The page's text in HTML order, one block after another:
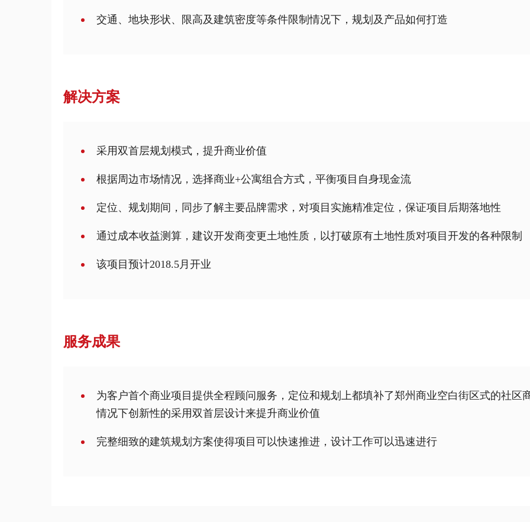
交通、地块形状、限高及建筑密度等条件限制情况下，规划及产品如何打造
解决方案
采用双首层规划模式，提升商业价值
根据周边市场情况，选择商业+公寓组合方式，平衡项目自身现金流
定位、规划期间，同步了解主要品牌需求，对项目实施精准定位，保证项目后期落地性
通过成本收益测算，建议开发商变更土地性质，以打破原有土地性质对项目开发的各种限制
该项目预计2018.5月开业
服务成果
为客户首个商业项目提供全程顾问服务，定位和规划上都填补了郑州商业空白街区式的社区
情况下创新性的采用双首层设计来提升商业价值
完整细致的建筑规划方案使得项目可以快速推进，设计工作可以迅速进行